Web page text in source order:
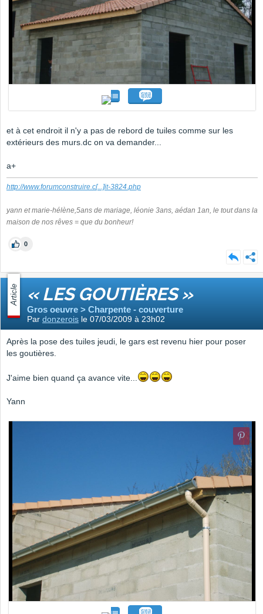
et à cet endroit il n'y a pas de rebord de tuiles comme sur les
extérieurs des murs.dc on va demander...
a+
http://www.forumconstruire.c[...]it-3824.php
yann et marie-hélène,5ans de mariage, léonie 3ans, aédan 1an, le tout dans la
maison de nos rêves = que du bonheur!
0
Article « LES GOUTIÈRES »
Gros oeuvre > Charpente - couverture
Par donzerois le 07/03/2009 à 23h02
Après la pose des tuiles jeudi, le gars est revenu hier pour poser
les goutières.
J'aime bien quand ça avance vite...
Yann